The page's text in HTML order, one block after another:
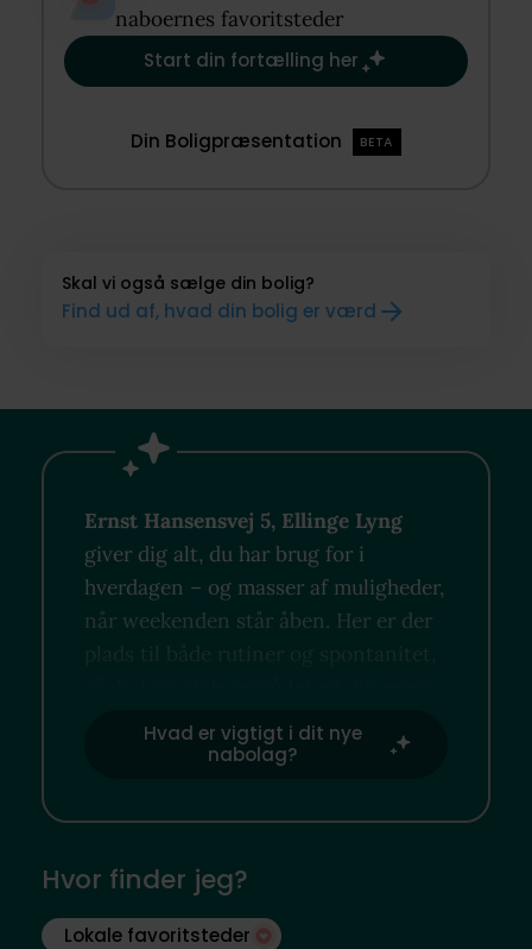
naboernes favoritsteder​
Start din fortælling her
Din Boligpræsentation BETA
Skal vi også sælge din bolig?
Find ud af, hvad din bolig er værd
Ernst Hansensvej 5, Ellinge Lyng
giver dig alt, du har brug for i
hverdagen – og masser af muligheder,
når weekenden står åben. Her er der
plads til både rutiner og spontanitet,
Hvad er vigtigt i dit nye
nabolag?
Hvor finder jeg?
Lokale favoritsteder